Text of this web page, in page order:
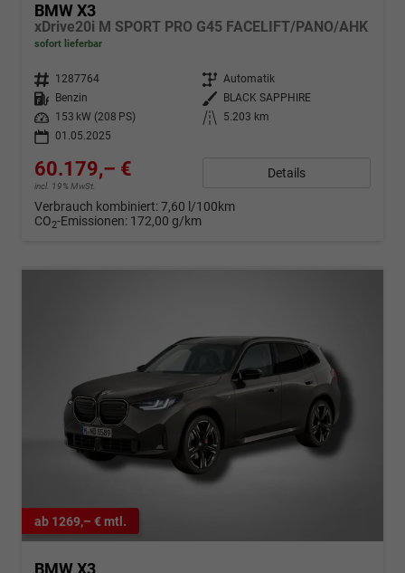
BMW X3
xDrive20i M SPORT PRO G45 FACELIFT/PANO/AHK
sofort lieferbar
Fahrzeugnr. 1287764 Getriebe Automatik
Kraftstoff
Benzin Außenfarbe
BLACK SAPPHIRE
Leistung
153 kW (208 PS) Kilometerstand
5.203 km
01.05.2025
60.179,– €
incl. 19% MwSt.
Details
Verbrauch kombiniert:7,60 l/100km
CO2-Emissionen: 172,00 g/km
ab 1269,– € mtl.